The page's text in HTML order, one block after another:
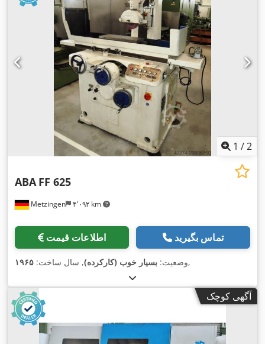
1 /2
Metzingen ۴٬۰۹۲ km
ABA FF 625
اطلاعات قیمت تماس بگیرید
وضعیت: بسیار خوب (کارکرده), سال ساخت: ۱۹۶۵ ,
آگهی کوچک